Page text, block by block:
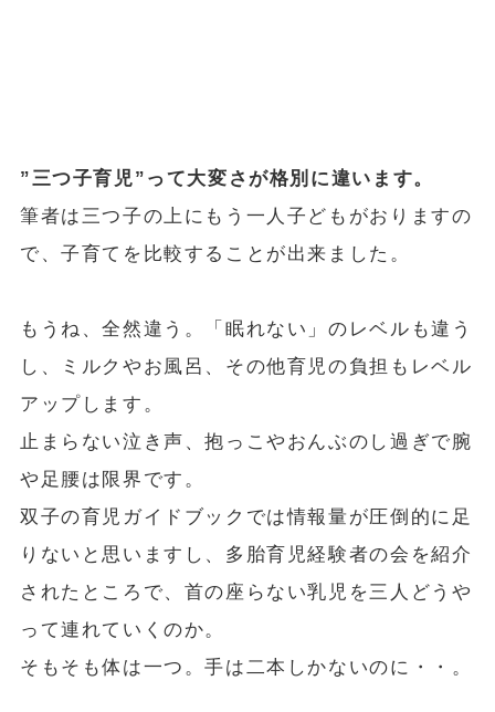
”三つ子育児”って大変さが格別に違います。
筆者は三つ子の上にもう一人子どもがおりますの
で、子育てを比較することが出来ました。
もうね、全然違う。「眠れない」のレベルも違う
し、ミルクやお風呂、その他育児の負担もレベル
アップします。
止まらない泣き声、抱っこやおんぶのし過ぎで腕
や足腰は限界です。
双子の育児ガイドブックでは情報量が圧倒的に足
りないと思いますし、多胎育児経験者の会を紹介
されたところで、首の座らない乳児を三人どうや
って連れていくのか。
そもそも体は一つ。手は二本しかないのに・・。